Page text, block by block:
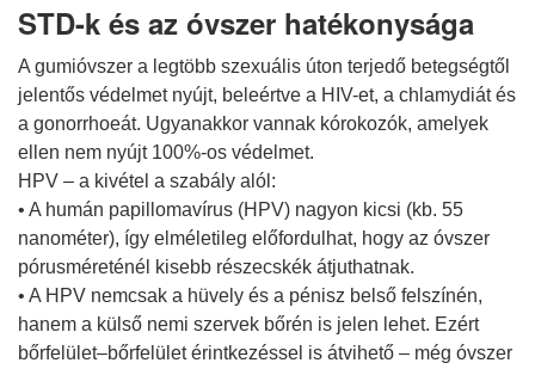
STD-k és az óvszer hatékonysága
A gumióvszer a legtöbb szexuális úton terjedő betegségtől
jelentős védelmet nyújt, beleértve a HIV-et, a chlamydiát és
a gonorrhoeát. Ugyanakkor vannak kórokozók, amelyek
ellen nem nyújt 100%-os védelmet.
HPV – a kivétel a szabály alól:
• A humán papillomavírus (HPV) nagyon kicsi (kb. 55
nanométer), így elméletileg előfordulhat, hogy az óvszer
pórusméreténél kisebb részecskék átjuthatnak.
• A HPV nemcsak a hüvely és a pénisz belső felszínén,
hanem a külső nemi szervek bőrén is jelen lehet. Ezért
bőrfelület–bőrfelület érintkezéssel is átvihető – még óvszer